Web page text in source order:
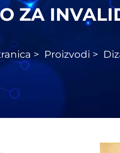
ZA
> Proizvodi >